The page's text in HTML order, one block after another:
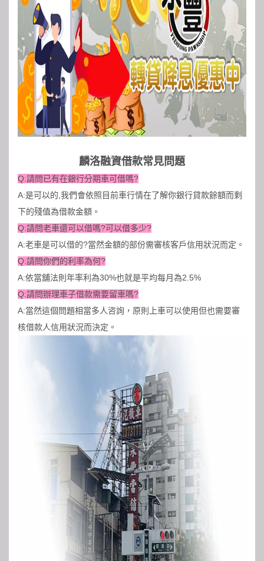
麟洛融資借款常見問題
Q:請問已有在銀行分期車可借嗎?
A:是可以的,我們會依照目前車行情在了解你銀行貸款餘額而剩
下的殘值為借款金額。
Q:請問老車還可以借嗎?可以借多少?
A:老車是可以借的?當然金額的部份需審核客戶信用狀況而定。
Q:請問你們的利率為何?
A:依當舖法則年率利為30%也就是平均每月為2.5%
Q:請問辦理車子借款需要留車嗎?
A:當然這個問題相當多人咨詢，原則上車可以使用但也需要審
核借款人信用狀況而決定。